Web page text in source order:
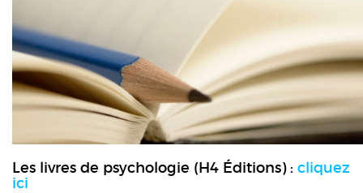
Les livres de psychologie (H4 Éditions) : cliquez
ici